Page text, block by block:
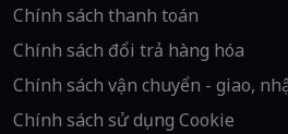
Chính sách thanh toán
Chính sách đổi trả hàng hóa
Chính sách vận chuyển - giao,
Chính sách sử dụng Cookie